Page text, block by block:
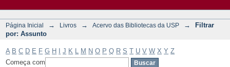
Página Inicial → Livros → Acervo das Bibliotecas da USP →
Filtrar
por: Assunto
A B C D E F G H J K M N O P Q R S T U V W X Y Z
Começa com